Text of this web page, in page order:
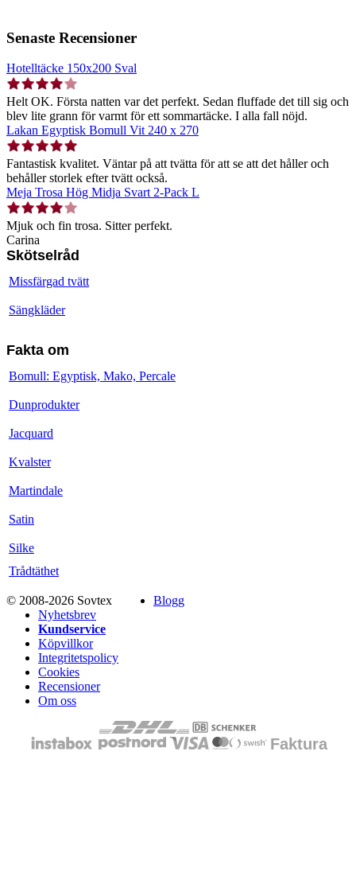
Senaste Recensioner
Hotelltäcke 150x200 Sval
Helt OK. Första natten var det perfekt. Sedan fluffade det till sig och
blev lite grann för varmt för ett sommartäcke. I alla fall nöjd.
Lakan Egyptisk Bomull Vit 240 x 270
Fantastisk kvalitet. Väntar på att tvätta för att se att det håller och
behåller storlek efter tvätt också.
Meja Trosa Hög Midja Svart 2-Pack L
Mjuk och fin trosa. Sitter perfekt.
Carina
Skötselråd
Missfärgad tvätt
Sängkläder
Fakta om
Bomull: Egyptisk, Mako, Percale
Dunprodukter
Jacquard
Kvalster
Martindale
Satin
Silke
Trådtäthet
© 2008-2026 Sovtex
Blogg
Nyhetsbrev
Kundservice
Köpvillkor
Integritetspolicy
Cookies
Recensioner
Om oss